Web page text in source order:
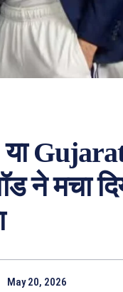
ने मचा
May 20, 2026